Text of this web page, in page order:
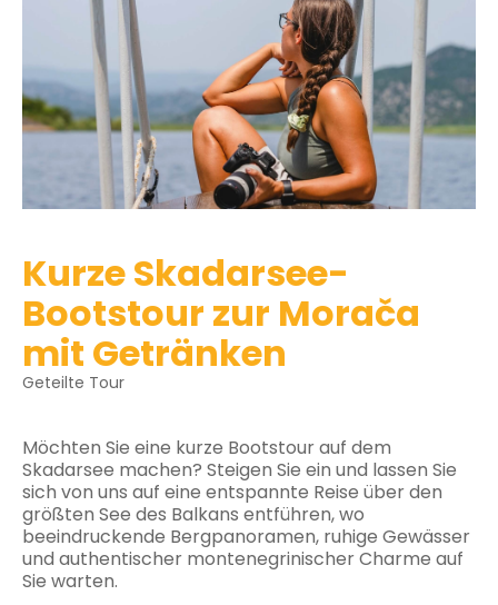
Kurze Skadarsee-
Bootstour zur Morača
mit Getränken
Geteilte Tour
Möchten Sie eine kurze Bootstour auf dem
Skadarsee machen? Steigen Sie ein und lassen Sie
sich von uns auf eine entspannte Reise über den
größten See des Balkans entführen, wo
beeindruckende Bergpanoramen, ruhige Gewässer
und authentischer montenegrinischer Charme auf
Sie warten.